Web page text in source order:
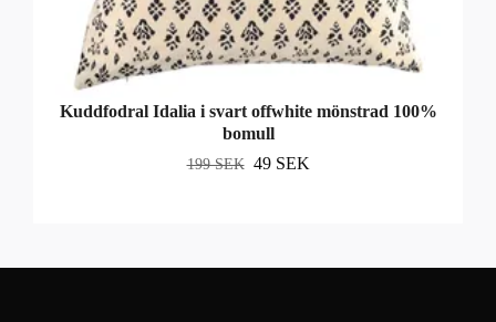
Kuddfodral Idalia i svart offwhite mönstrad 100%
bomull
199 SEK 49 SEK